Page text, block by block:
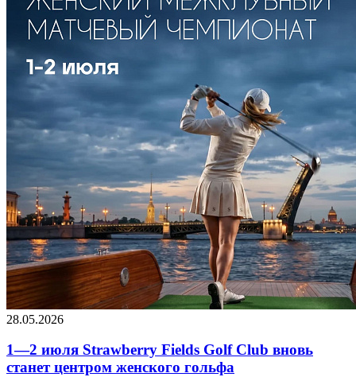
28.05.2026
1—2 июля Strawberry Fields Golf Club вновь
станет центром женского гольфа